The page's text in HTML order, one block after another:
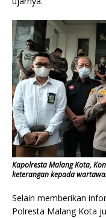
Kapolresta Malang Kota,
keterangan kepada
Selain memberikan
Polresta Malang Kota